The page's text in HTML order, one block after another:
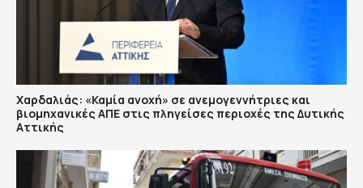
Χαρδαλιάς: «Καμία ανοχή» σε ανεμογεννήτριες και
βιομηχανικές ΑΠΕ στις πληγείσες περιοχές της Δυτικής
Αττικής